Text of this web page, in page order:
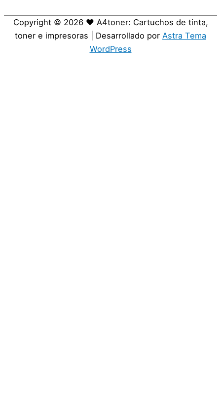
Copyright © 2026 ❤️ A4toner: Cartuchos de tinta,
toner e impresoras | Desarrollado por Astra Tema
WordPress